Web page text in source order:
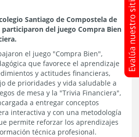
Santiago de Compostela de
participaron del juego Compra Bien
el juego "Compra Bien",
que favorece el aprendizaje
y actitudes financieras,
de prioridades y vida saludable a
de mesa y la "Trivia Financiera",
a entregar conceptos
interactiva y con una metodología
permite reforzar los aprendizajes
técnica profesional.